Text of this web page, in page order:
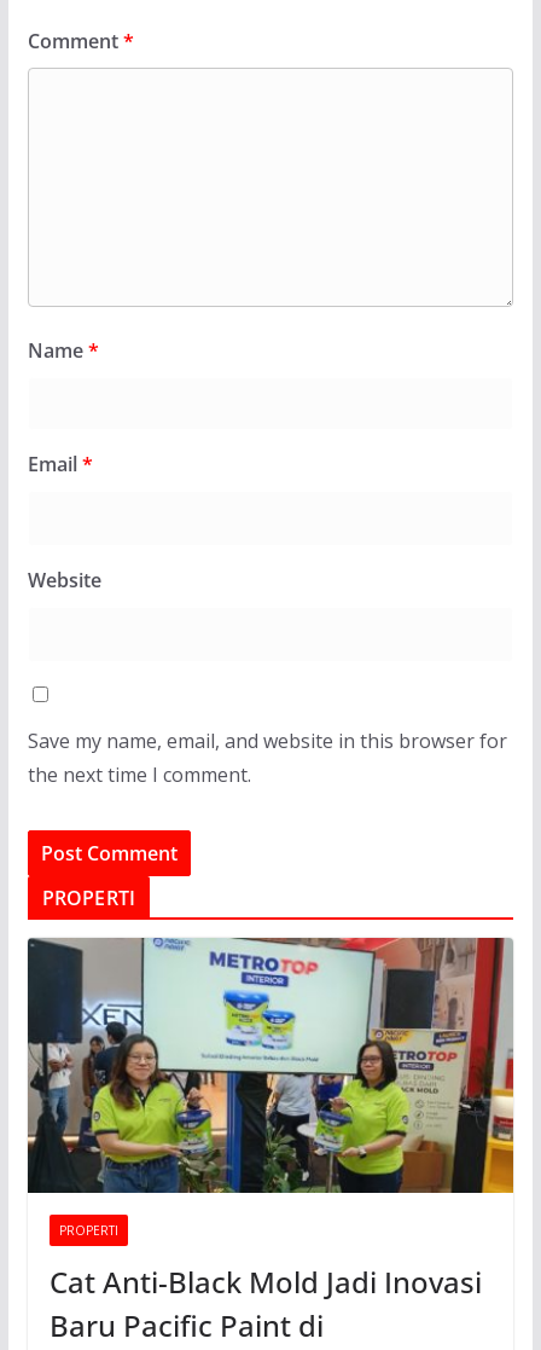
Comment*
Name*
Email*
Website
Save my name, email, and website in this browser for
the next time I comment.
PROPERTI
PROPERTI
Cat Anti-Black Mold Jadi Inovasi
Baru Pacific Paint di